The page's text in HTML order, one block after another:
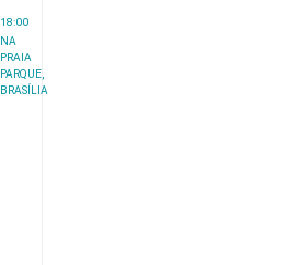
18:00
NA
PRAIA
PARQUE,
BRASÍLIA